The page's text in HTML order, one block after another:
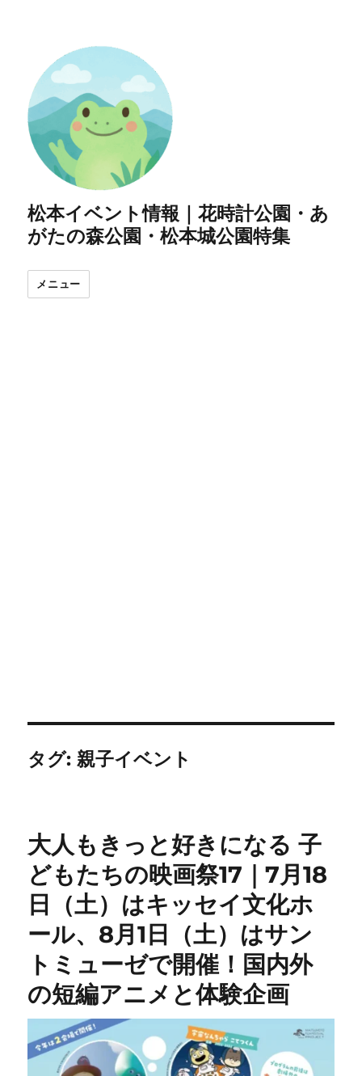
松本イベント情報｜花時計公園・あ
がたの森公園・松本城公園特集
メニュー
タグ:親子イベント
大人もきっと好きになる 子
どもたちの映画祭17｜7月18
日（土）はキッセイ文化ホ
ール、8月1日（土）はサン
トミューゼで開催！国内外
の短編アニメと体験企画